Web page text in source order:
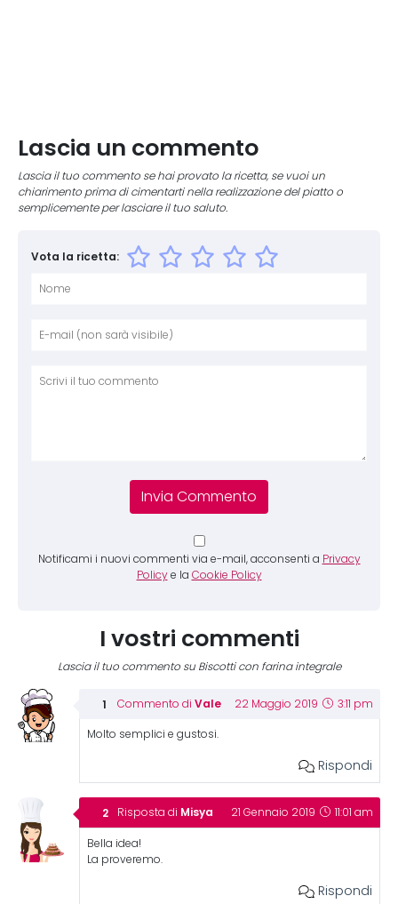
Lascia un commento
Lascia il tuo commento se hai provato la ricetta, se vuoi un
chiarimento prima di cimentarti nella realizzazione del piatto o
semplicemente per lasciare il tuo saluto.
Vota la ricetta:
Notificami i nuovi commenti via e-mail, acconsenti a Privacy
Policy e la Cookie Policy
I vostri commenti
Lascia il tuo commento su Biscotti con farina integrale
Commento di Vale 22 Maggio 2019 3:11 pm
Molto semplici e gustosi.
Rispondi
Risposta di Misya 21 Gennaio 2019 11:01 am
Bella idea!
La proveremo.
Rispondi